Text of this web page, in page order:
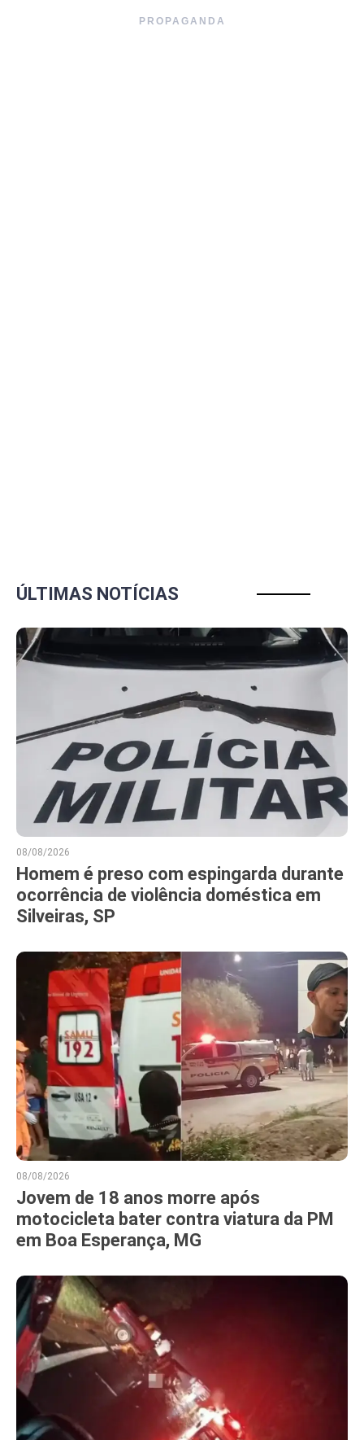
PROPAGANDA
ÚLTIMAS NOTÍCIAS
08/08/2026
Homem é preso com espingarda durante
ocorrência de violência doméstica em
Silveiras, SP
08/08/2026
Jovem de 18 anos morre após
motocicleta bater contra viatura da PM
em Boa Esperança, MG